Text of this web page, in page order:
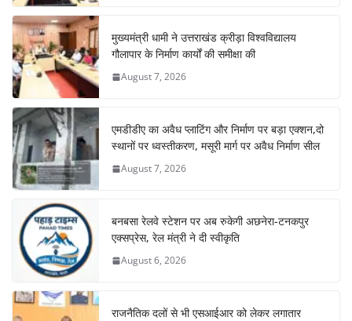
मुख्यमंत्री धामी ने उत्तराखंड क्रीड़ा विश्वविद्यालय
गौलापार के निर्माण कार्यों की समीक्षा की
August 7, 2026
एमडीडीए का अवैध प्लाटिंग और निर्माण पर बड़ा एक्शन,दो
स्थानों पर ध्वस्तीकरण, मसूरी मार्ग पर अवैध निर्माण सील
August 7, 2026
बनबसा रेलवे स्टेशन पर अब रुकेगी अछनेरा-टनकपुर
एक्सप्रेस, रेल मंत्री ने दी स्वीकृति
August 6, 2026
राजनैतिक दलों से भी एसआईआर को लेकर लगातार